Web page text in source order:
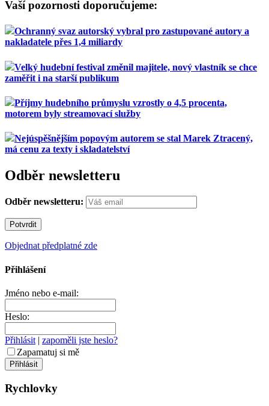
Vaší pozornosti doporučujeme:
Ochranný svaz autorský vybral pro zastupované autory a
nakladatele přes 1,4 miliardy
Velký hudební festival změnil majitele, nový vlastník se chce
zaměřit i na starší publikum
Příjmy hudebního průmyslu vzrostly o 4,5 procenta,
motorem byly streamovací služby
Nejúspěšnějším popovým autorem se stal Marek Ztracený,
má cenu za texty i skladatelství
Odběr newsletteru
Odběr newsletteru:
Objednat předplatné zde
Přihlášení
Jméno nebo e-mail:
Heslo:
Přihlásit | zapoměli jste heslo?
Zapamatuj si mě
Rychlovky